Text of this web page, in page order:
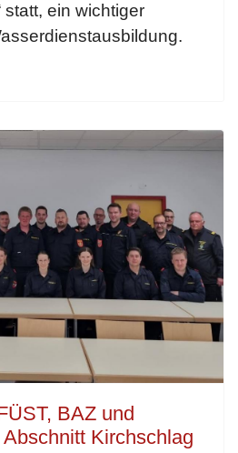
statt, ein wichtiger
BAZ und
Kirchschlag